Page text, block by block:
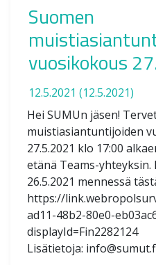
Suomen
vuosikokous
12.5.2021 (12.5.2021)
Hei SUMUn jäsen!
muistiasiantuntijoiden
27.5.2021 klo 17:00
etänä Teams-
26.5.2021 mennessä
https://
ad11-48b2-80e0-
displayId=Fin2282124
Lisätietoja: